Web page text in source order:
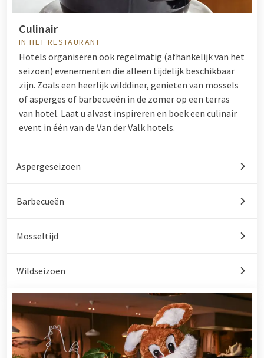
Culinair
IN HET RESTAURANT
Hotels organiseren ook regelmatig (afhankelijk van het
seizoen) evenementen die alleen tijdelijk beschikbaar
zijn. Zoals een heerlijk wilddiner, genieten van mossels
of asperges of barbecueën in de zomer op een terras
van hotel. Laat u alvast inspireren en boek een culinair
event in één van de Van der Valk hotels.
Aspergeseizoen
Barbecueën
Mosseltijd
Wildseizoen